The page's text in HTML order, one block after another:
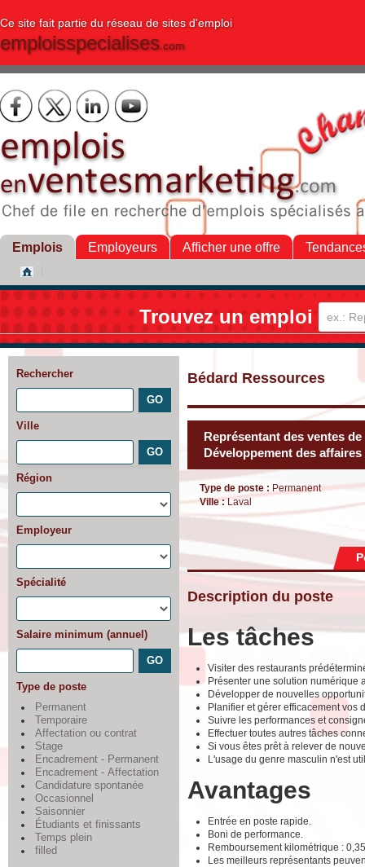
Ce site fait partie du réseau de sites d'emploi
emploisspecialises.com
Emplois Employeurs Afficher une offre
Trouvez un emploi
Rechercher
Ville
Région
Employeur
Spécialité
Salaire minimum (annuel)
Type de poste
Permanent
Temporaire
Affectation ou contrat
Stage
Encadrement - Permanent
Encadrement - Affectation
Candidature spontanée
Occasionnel
Saisonnier
Étudiants et finissants
Temps plein
filled
Bédard Ressources
Représentant des ventes
Développement des affaires
Type de poste : Permanent
Ville :Laval
Description du poste
Les tâches
Visiter des restaurants
Présenter une solution numérique
Développer de nouvelles
Planifier et gérer efficacement vos
Suivre les performances et
Effectuer toutes autres tâches
Si vous êtes prêt à relever de
L'usage du genre masculin n'est
Avantages
Entrée en poste rapide.
Boni de performance.
Remboursement kilométrique :
Les meilleurs représentants